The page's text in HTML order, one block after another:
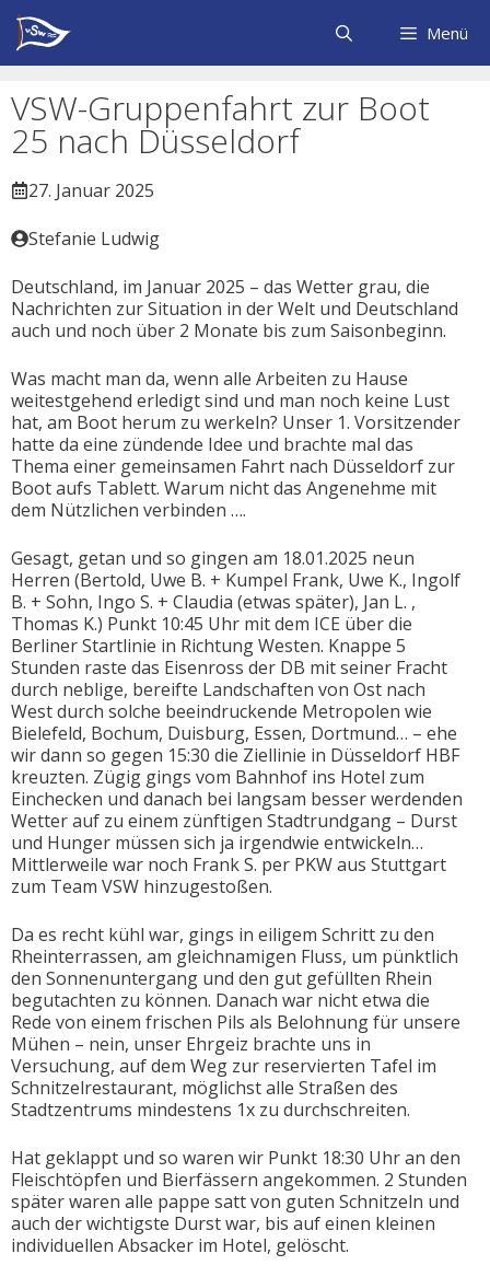
Zum
Inhalt
springen
Menü
VSW-Gruppenfahrt zur Boot
25 nach Düsseldorf
27. Januar 2025
Stefanie Ludwig
Deutschland, im Januar 2025 – das Wetter grau, die
Nachrichten zur Situation in der Welt und Deutschland
auch und noch über 2 Monate bis zum Saisonbeginn.
Was macht man da, wenn alle Arbeiten zu Hause
weitestgehend erledigt sind und man noch keine Lust
hat, am Boot herum zu werkeln? Unser 1. Vorsitzender
hatte da eine zündende Idee und brachte mal das
Thema einer gemeinsamen Fahrt nach Düsseldorf zur
Boot aufs Tablett. Warum nicht das Angenehme mit
dem Nützlichen verbinden ….
Gesagt, getan und so gingen am 18.01.2025 neun
Herren (Bertold, Uwe B. + Kumpel Frank, Uwe K., Ingolf
B. + Sohn, Ingo S. + Claudia (etwas später), Jan L. ,
Thomas K.) Punkt 10:45 Uhr mit dem ICE über die
Berliner Startlinie in Richtung Westen. Knappe 5
Stunden raste das Eisenross der DB mit seiner Fracht
durch neblige, bereifte Landschaften von Ost nach
West durch solche beeindruckende Metropolen wie
Bielefeld, Bochum, Duisburg, Essen, Dortmund… – ehe
wir dann so gegen 15:30 die Ziellinie in Düsseldorf HBF
kreuzten. Zügig gings vom Bahnhof ins Hotel zum
Einchecken und danach bei langsam besser werdenden
Wetter auf zu einem zünftigen Stadtrundgang – Durst
und Hunger müssen sich ja irgendwie entwickeln…
Mittlerweile war noch Frank S. per PKW aus Stuttgart
zum Team VSW hinzugestoßen.
Da es recht kühl war, gings in eiligem Schritt zu den
Rheinterrassen, am gleichnamigen Fluss, um pünktlich
den Sonnenuntergang und den gut gefüllten Rhein
begutachten zu können. Danach war nicht etwa die
Rede von einem frischen Pils als Belohnung für unsere
Mühen – nein, unser Ehrgeiz brachte uns in
Versuchung, auf dem Weg zur reservierten Tafel im
Schnitzelrestaurant, möglichst alle Straßen des
Stadtzentrums mindestens 1x zu durchschreiten.
Hat geklappt und so waren wir Punkt 18:30 Uhr an den
Fleischtöpfen und Bierfässern angekommen. 2 Stunden
später waren alle pappe satt von guten Schnitzeln und
auch der wichtigste Durst war, bis auf einen kleinen
individuellen Absacker im Hotel, gelöscht.